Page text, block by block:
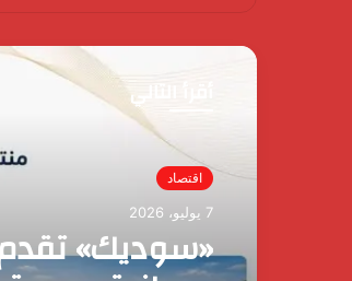
أقرأ التالي
اقتصاد
7 يوليو، 2026
اقتصاد
3 يونيو، 2026
وزير المالية